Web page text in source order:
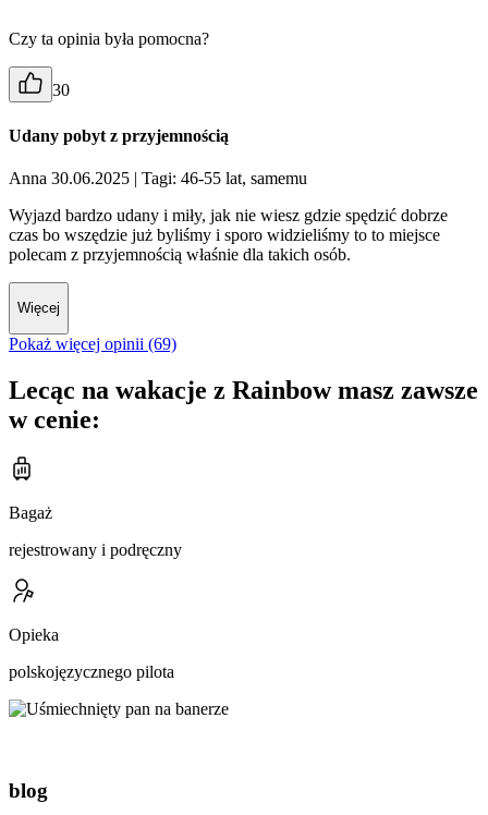
Czy ta opinia była pomocna?
30
Udany pobyt z przyjemnością
Anna 30.06.2025 | Tagi: 46-55 lat, samemu
Wyjazd bardzo udany i miły, jak nie wiesz gdzie spędzić dobrze
czas bo wszędzie już byliśmy i sporo widzieliśmy to to miejsce
polecam z przyjemnością właśnie dla takich osób.
Więcej
Pokaż więcej opinii (69)
Lecąc na wakacje z Rainbow masz zawsze
w cenie:
Bagaż
rejestrowany i podręczny
Opieka
polskojęzycznego pilota
blog